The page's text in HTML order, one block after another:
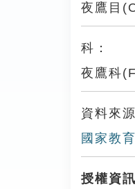
夜鷹目
科：
夜鷹科
資料來源
國家教
授權資訊